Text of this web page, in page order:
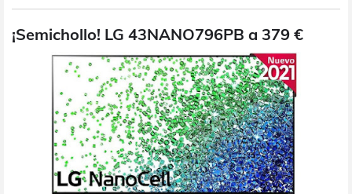
¡Semichollo! LG 43NANO796PB a 379 €